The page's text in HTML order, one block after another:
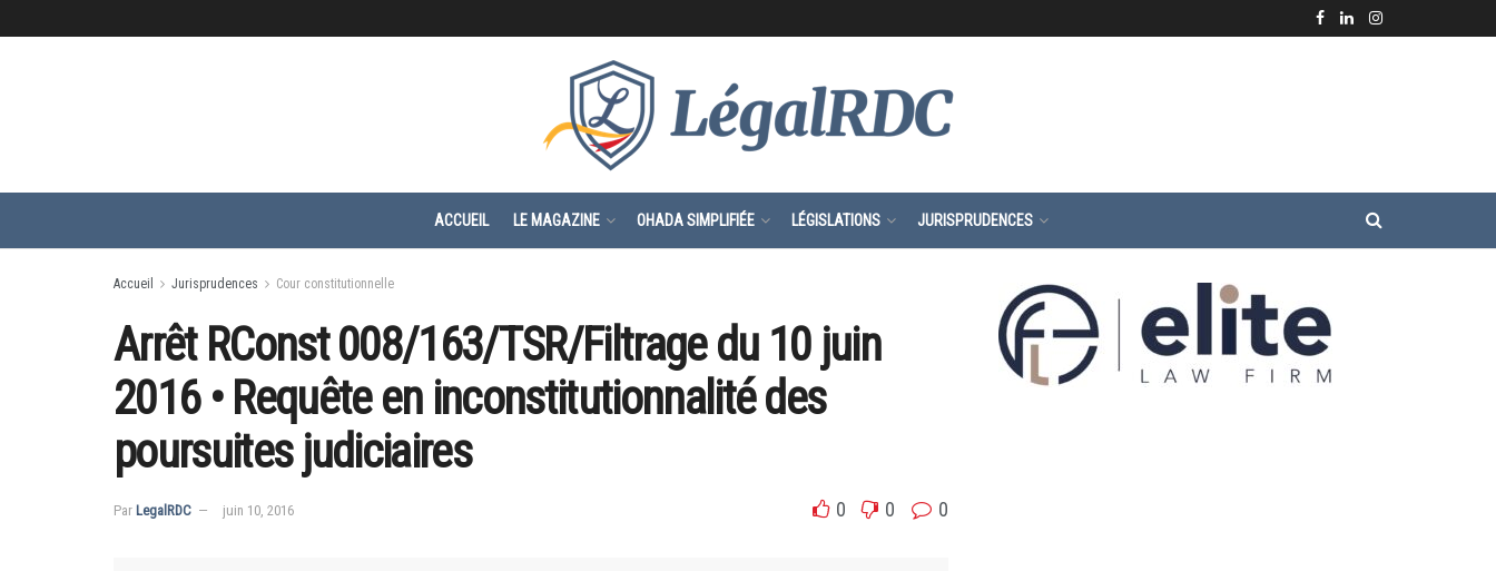
ACCUEIL LE MAGAZINE OHADA SIMPLIFIÉE LÉGISLATIONS JURISPRUDENCES
Accueil Jurisprudences Cour constitutionnelle
Arrêt RConst 008/163/TSR/Filtrage du 10 juin
2016 • Requête en inconstitutionnalité des
poursuites judiciaires
Par LegalRDC juin 10, 2016 0 0 0